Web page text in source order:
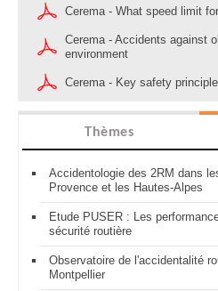
Cerema - What speed limit
Cerema - Accidents against
environment
Cerema - Key safety
Thèmes
Accidentologie des 2RM dans
Provence et les Hautes-Alpes
Etude PUSER : Les
sécurité routière
Observatoire de l'accidentalité
Montpellier